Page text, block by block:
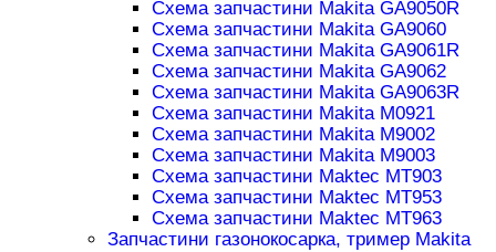
Схема запчастини Makita GA9050R
Схема запчастини Makita GA9060
Схема запчастини Makita GA9061R
Схема запчастини Makita GA9062
Схема запчастини Makita GA9063R
Схема запчастини Makita M0921
Схема запчастини Makita M9002
Схема запчастини Makita M9003
Схема запчастини Maktec MT903
Схема запчастини Maktec MT953
Схема запчастини Maktec MT963
Запчастини газонокосарка, тример Makita